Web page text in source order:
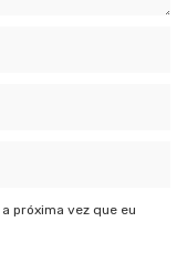
próxima vez que eu